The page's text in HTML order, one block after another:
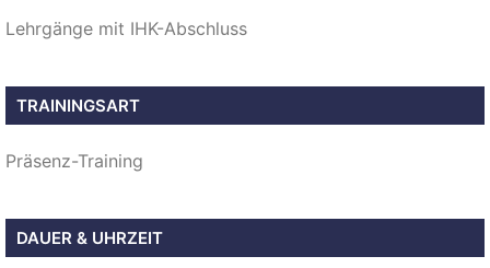
Lehrgänge mit IHK-Abschluss
TRAININGSART
Präsenz-Training
DAUER & UHRZEIT